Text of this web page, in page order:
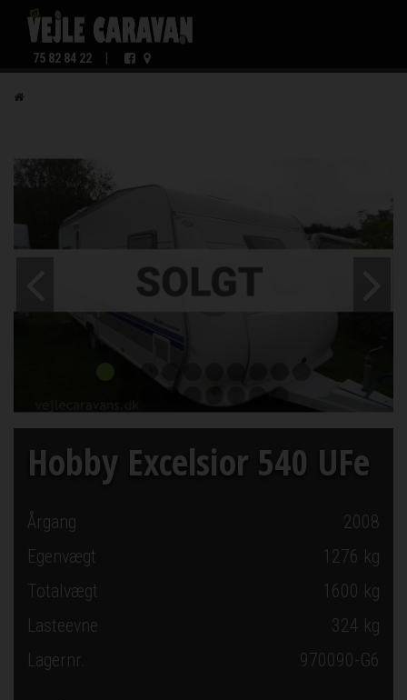
75 82 84 22
Hobby Excelsior 540 UFe
Årgang
2008
Egenvægt
1276 kg
Totalvægt
1600 kg
Lasteevne
324 kg
Lagernr.
970090-G6